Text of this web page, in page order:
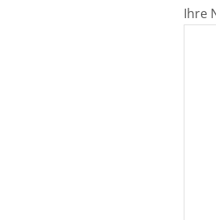
Ihre